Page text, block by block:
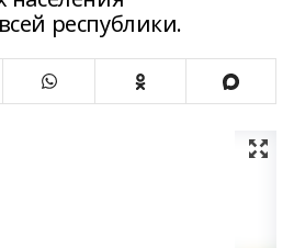
республики.